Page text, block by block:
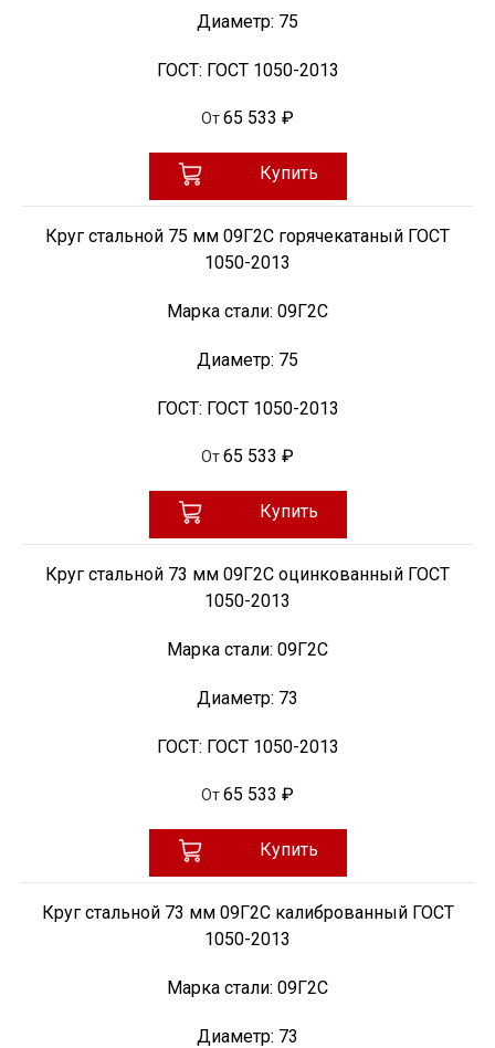
Диаметр: 75
ГОСТ: ГОСТ 1050-2013
От65 533 ₽
Купить
Круг стальной 75 мм 09Г2С горячекатаный ГОСТ
1050-2013
Марка стали: 09Г2С
Диаметр: 75
ГОСТ: ГОСТ 1050-2013
От65 533 ₽
Купить
Круг стальной 73 мм 09Г2С оцинкованный ГОСТ
1050-2013
Марка стали: 09Г2С
Диаметр: 73
ГОСТ: ГОСТ 1050-2013
От65 533 ₽
Купить
Круг стальной 73 мм 09Г2С калиброванный ГОСТ
1050-2013
Марка стали: 09Г2С
Диаметр: 73